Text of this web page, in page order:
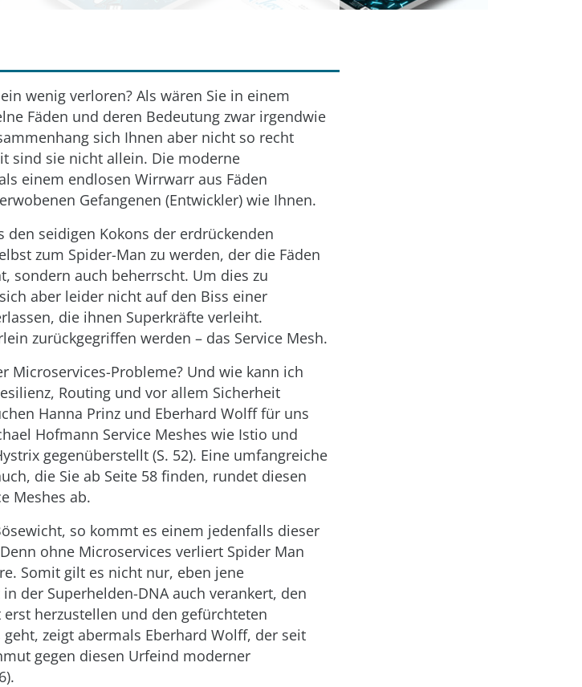
wenig verloren? Als wären Sie in einem
Fäden und deren Bedeutung zwar irgendwie
sich Ihnen aber nicht so recht
sind sie nicht allein. Die moderne
einem endlosen Wirrwarr aus Fäden
Gefangenen (Entwickler) wie Ihnen.
den seidigen Kokons der erdrückenden
zum Spider-Man zu werden, der die Fäden
sondern auch beherrscht. Um dies zu
aber leider nicht auf den Biss einer
die ihnen Superkräfte verleiht.
zurückgegriffen werden – das Service Mesh.
Microservices-Probleme? Und wie kann ich
Routing und vor allem Sicherheit
Hanna Prinz und Eberhard Wolff für uns
Hofmann Service Meshes wie Istio und
gegenüberstellt (S. 52). Eine umfangreiche
die Sie ab Seite 58 finden, rundet diesen
Meshes ab.
so kommt es einem jedenfalls dieser
ohne Microservices verliert Spider Man
Somit gilt es nicht nur, eben jene
der Superhelden-DNA auch verankert, den
herzustellen und den gefürchteten
zeigt abermals Eberhard Wolff, der seit
gegen diesen Urfeind moderner